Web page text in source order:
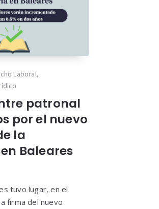
Laboral,
patronal
por el nuevo
la
Baleares
tuvo lugar, en el
firma del nuevo